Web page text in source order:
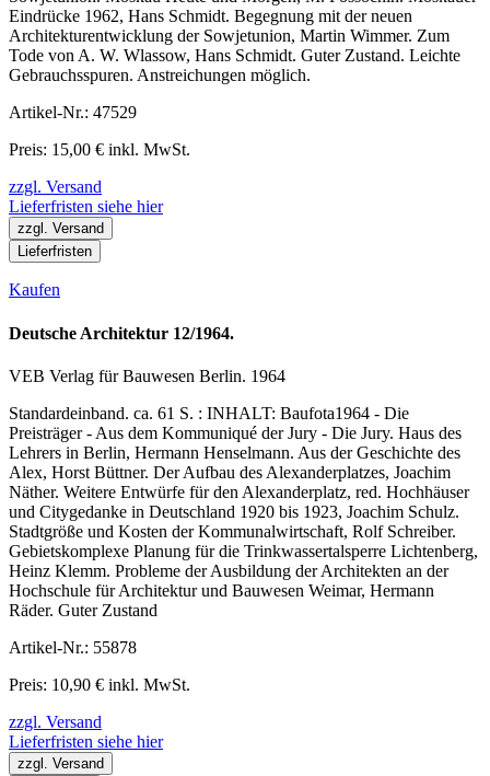
Eindrücke 1962, Hans Schmidt. Begegnung mit der neuen
Architekturentwicklung der Sowjetunion, Martin Wimmer. Zum
Tode von A. W. Wlassow, Hans Schmidt. Guter Zustand. Leichte
Gebrauchsspuren. Anstreichungen möglich.
Artikel-Nr.: 47529
Preis: 15,00 € inkl. MwSt.
zzgl. Versand
Lieferfristen siehe hier
zzgl. Versand
Lieferfristen
Kaufen
Deutsche Architektur 12/1964.
VEB Verlag für Bauwesen Berlin. 1964
Standardeinband. ca. 61 S. : INHALT: Baufota1964 - Die
Preisträger - Aus dem Kommuniqué der Jury - Die Jury. Haus des
Lehrers in Berlin, Hermann Henselmann. Aus der Geschichte des
Alex, Horst Büttner. Der Aufbau des Alexanderplatzes, Joachim
Näther. Weitere Entwürfe für den Alexanderplatz, red. Hochhäuser
und Citygedanke in Deutschland 1920 bis 1923, Joachim Schulz.
Stadtgröße und Kosten der Kommunalwirtschaft, Rolf Schreiber.
Gebietskomplexe Planung für die Trinkwassertalsperre Lichtenberg,
Heinz Klemm. Probleme der Ausbildung der Architekten an der
Hochschule für Architektur und Bauwesen Weimar, Hermann
Räder. Guter Zustand
Artikel-Nr.: 55878
Preis: 10,90 € inkl. MwSt.
zzgl. Versand
Lieferfristen siehe hier
zzgl. Versand